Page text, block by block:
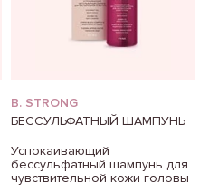
B. STRONG
БЕССУЛЬФАТНЫЙ ШАМПУНЬ
Успокаивающий
бессульфатный шампунь для
чувствительной кожи головы